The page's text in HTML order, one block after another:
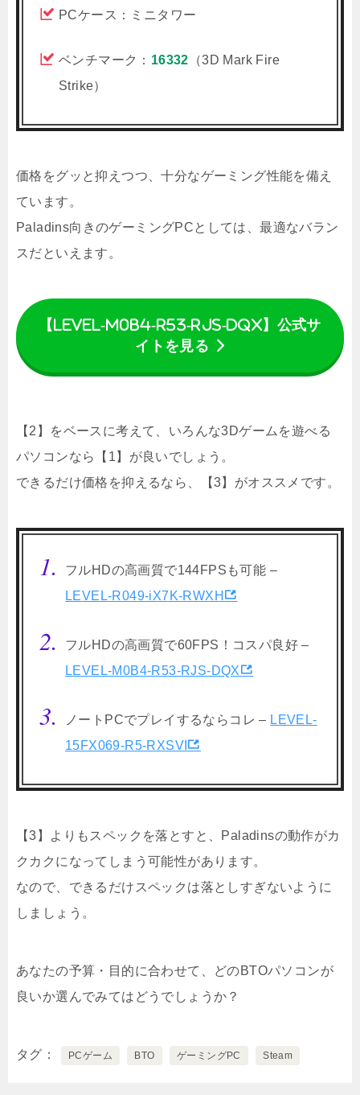
PCケース：ミニタワー
ベンチマーク： 16332 （3D Mark Fire
Strike）
価格をグッと抑えつつ、十分なゲーミング性能を備え
ています。
Paladins向きのゲーミングPCとしては、最適なバラン
スだといえます。
【LEVEL-M0B4-R53-RJS-DQX】公式サ
イトを見る
【2】をベースに考えて、いろんな3Dゲームを遊べる
パソコンなら【1】が良いでしょう。
できるだけ価格を抑えるなら、【3】がオススメです。
フルHDの高画質で144FPSも可能 –
LEVEL-R049-iX7K-RWXH
フルHDの高画質で60FPS！コスパ良好 –
LEVEL-M0B4-R53-RJS-DQX
ノートPCでプレイするならコレ – LEVEL-
15FX069-R5-RXSVI
【3】よりもスペックを落とすと、Paladinsの動作がカ
クカクになってしまう可能性があります。
なので、できるだけスペックは落としすぎないように
しましょう。
あなたの予算・目的に合わせて、どのBTOパソコンが
良いか選んでみてはどうでしょうか？
タグ PCゲーム BTO ゲーミングPC Steam